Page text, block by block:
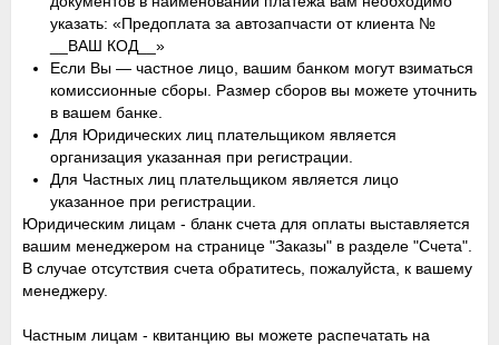
указать: «Предоплата за автозапчасти от клиента №
__ВАШ КОД__»
Если Вы — частное лицо, вашим банком могут взиматься
комиссионные сборы. Размер сборов вы можете уточнить
в вашем банке.
Для Юридических лиц плательщиком является
организация указанная при регистрации.
Для Частных лиц плательщиком является лицо
указанное при регистрации.
Юридическим лицам - бланк счета для оплаты выставляется
вашим менеджером на странице "Заказы" в разделе "Счета".
В случае отсутствия счета обратитесь, пожалуйста, к вашему
менеджеру.
Частным лицам - квитанцию вы можете распечатать на